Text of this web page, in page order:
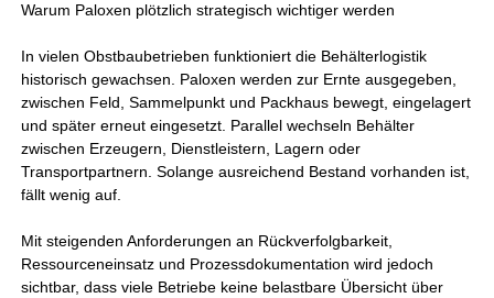
Warum Paloxen plötzlich strategisch wichtiger werden
In vielen Obstbaubetrieben funktioniert die Behälterlogistik
historisch gewachsen. Paloxen werden zur Ernte ausgegeben,
zwischen Feld, Sammelpunkt und Packhaus bewegt, eingelagert
und später erneut eingesetzt. Parallel wechseln Behälter
zwischen Erzeugern, Dienstleistern, Lagern oder
Transportpartnern. Solange ausreichend Bestand vorhanden ist,
fällt wenig auf.
Mit steigenden Anforderungen an Rückverfolgbarkeit,
Ressourceneinsatz und Prozessdokumentation wird jedoch
sichtbar, dass viele Betriebe keine belastbare Übersicht über